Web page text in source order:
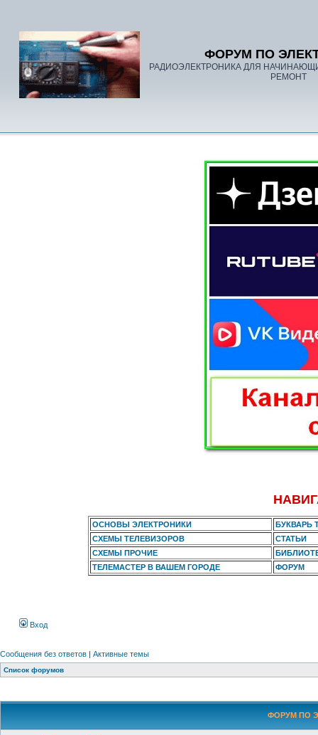
ФОРУМ ПО
РАДИОЭЛЕКТРОНИКА ДЛЯ
РЕМОНТ
ОСНОВЫ ЭЛЕКТРОНИКИ
БУКВАРЬ
СХЕМЫ ТЕЛЕВИЗОРОВ
СТАТЬИ
СХЕМЫ ПРОЧИЕ
ТЕЛЕМАСТЕР В ВАШЕМ ГОРОДЕ
ФОРУМ
Вход
Сообщения без ответов | Активные темы
Список форумов
ФОРУМ ПО